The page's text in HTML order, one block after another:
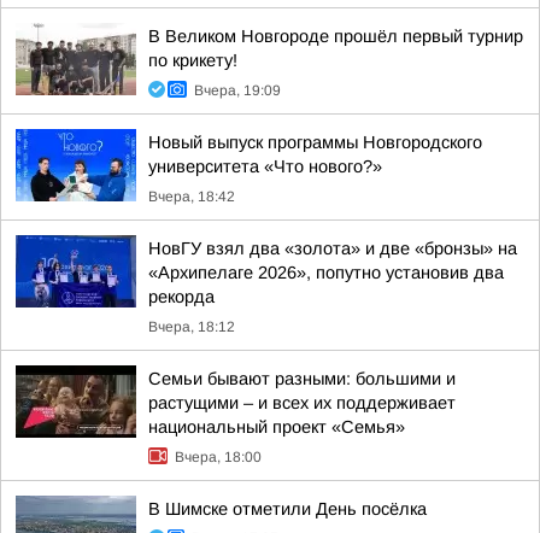
В Великом Новгороде прошёл первый турнир
по крикету!
Вчера, 19:09
Новый выпуск программы Новгородского
университета «Что нового?»
Вчера, 18:42
НовГУ взял два «золота» и две «бронзы» на
«Архипелаге 2026», попутно установив два
рекорда
Вчера, 18:12
Семьи бывают разными: большими и
растущими – и всех их поддерживает
национальный проект «Семья»
Вчера, 18:00
В Шимске отметили День посёлка